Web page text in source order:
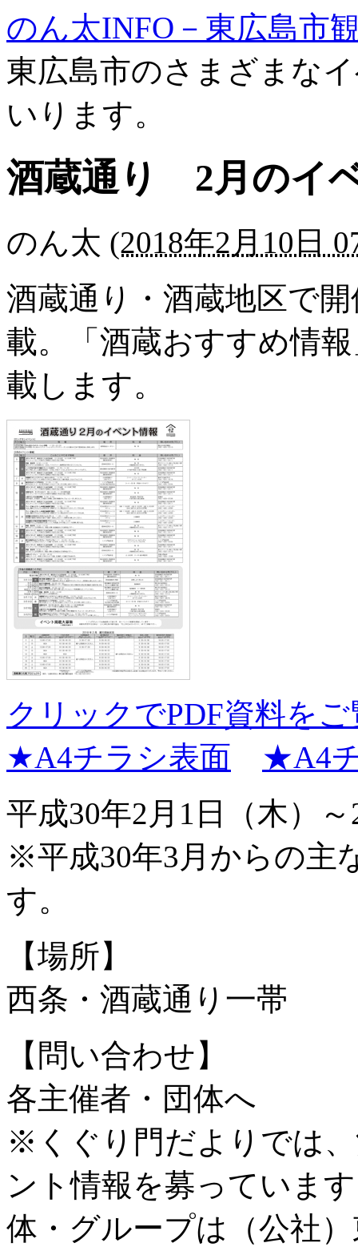
のん太INFO－東広島市
東広島市のさまざまな
いります。
酒蔵通り 2月のイ
のん太 (2018年2月10日
酒蔵通り・酒蔵地区で
載。「酒蔵おすすめ情
載します。
クリックでPDF資料を
★A4チラシ表面
★A4
平成30年2月1日（木）
※平成30年3月からの主
す。
【場所】
西条・酒蔵通り一帯
【問い合わせ】
各主催者・団体へ
※くぐり門だよりでは
ント情報を募っていま
体・グループは（公社